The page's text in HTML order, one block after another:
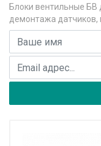
Блоки вентильные БВ
демонтажа датчиков,
Имя
E-mail адрес